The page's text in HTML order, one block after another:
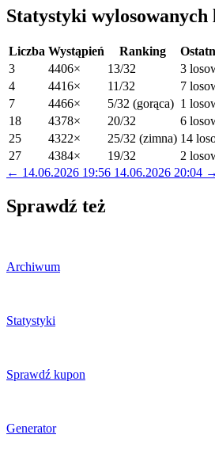
Statystyki wylosowanych
Liczba Wystąpień Ranking
3
4406× 13/32
3
4
4416× 11/32
7
7
4466× 5/32 (gorąca) 1
18
4378× 20/32
6
25
4322× 25/32 (zimna) 14
27
4384× 19/32
2
← 14.06.2026 19:56 14.06.2026 20:04 →
Sprawdź też
Archiwum
Statystyki
Sprawdź kupon
Generator